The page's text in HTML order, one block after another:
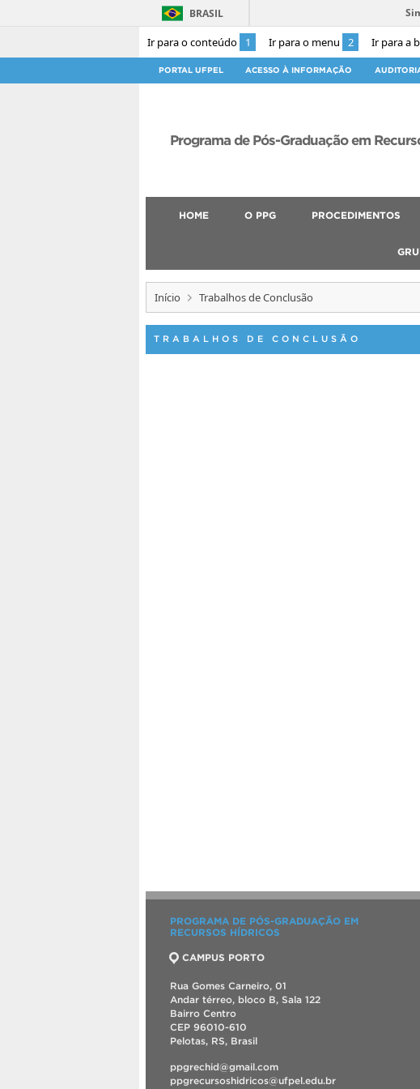
Ir para o conteúdo 1 Ir para o menu 2 Ir para a
BRASIL
PORTAL UFPEL ACESSO À INFORMAÇÃO
Programa de Pós-Graduação em
HOME O PPG PROCEDIMENTOS
Início Trabalhos de Conclusão
TRABALHOS DE CONCLUSÃO
PROGRAMA DE PÓS-GRADUAÇÃO EM
RECURSOS HÍDRICOS
CAMPUS PORTO
Rua Gomes Carneiro, 01
Andar térreo, bloco B, Sala 122
Bairro Centro
CEP 96010-610
Pelotas, RS, Brasil
ppgrechid@gmail.com
ppgrecursoshidricos@ufpel.edu.br